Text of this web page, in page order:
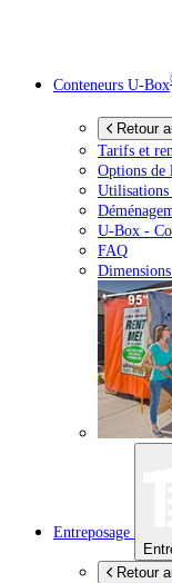
Conteneurs U-Box
Retour
Tarifs et
Options de
Utilisations
U-Box -
FAQ
Entreposage
Retour